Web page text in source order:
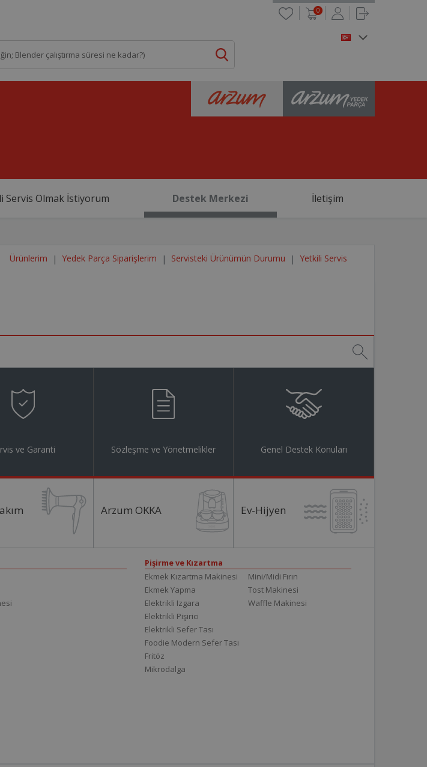
0
Servis Olmak İstiyorum Destek Merkezi İletişim
Ürünlerim Yedek Parça Siparişlerim Servisteki Ürünümün Durumu Yetkili Servis
ve Garanti Sözleşme ve Yönetmelikler Genel Destek Konuları
Arzum OKKA Ev-Hijyen
Pişirme ve Kızartma
Ekmek Kızartma Makinesi
Ekmek Yapma
Elektrikli Izgara
Elektrikli Pişirici
Elektrikli Sefer Tası
Foodie Modern Sefer Tası
Fritöz
Mikrodalga
Mini/Midi Fırın
Tost Makinesi
Waffle Makinesi